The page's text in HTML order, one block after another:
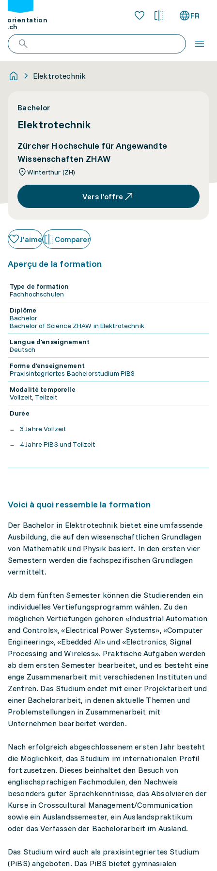
orientation
.ch
FR
Elektrotechnik
Bachelor
Elektrotechnik
Zürcher Hochschule für Angewandte
Wissenschaften ZHAW
Winterthur (ZH)
Vers l’offre
J'aime Comparer
Aperçu de la formation
Type de formation
Fachhochschulen
Diplôme
Bachelor
Bachelor of Science ZHAW in Elektrotechnik
Langue d'enseignement
Deutsch
Forme d'enseignement
Praxisintegriertes Bachelorstudium PIBS
Modalité temporelle
Vollzeit, Teilzeit
Durée
3 Jahre Vollzeit
4 Jahre PiBS und Teilzeit
Voici à quoi ressemble la formation
Der Bachelor in Elektrotechnik bietet eine umfassende
Ausbildung, die auf den wissenschaftlichen Grundlagen
von Mathematik und Physik basiert. In den ersten vier
Semestern werden die fachspezifischen Grundlagen
vermittelt.
Ab dem fünften Semester können die Studierenden ein
individuelles Vertiefungsprogramm wählen. Zu den
möglichen Vertiefungen gehören «Industrial Automation
and Controls», «Electrical Power Systems», «Computer
Engineering», «Ebedded AI» und «Electronics, Signal
Processing and Wireless». Praktische Aufgaben werden
ab dem ersten Semester bearbeitet, und es besteht eine
enge Zusammenarbeit mit verschiedenen Instituten und
Zentren. Das Studium endet mit einer Projektarbeit und
einer Bachelorarbeit, in denen aktuelle Themen und
Problemstellungen in Zusammenarbeit mit
Unternehmen bearbeitet werden.
Nach erfolgreich abgeschlossenem ersten Jahr besteht
die Möglichkeit, das Studium im internationalen Profil
fortzusetzen. Dieses beinhaltet den Besuch von
englischsprachigen Fachmodulen, den Nachweis
besonders guter Sprachkenntnisse, das Absolvieren der
Kurse in Crosscultural Management/Communication
sowie ein Auslandssemester, ein Auslandspraktikum
oder das Verfassen der Bachelorarbeit im Ausland.
Das Studium wird auch als praxisintegriertes Studium
(PiBS) angeboten. Das PiBS bietet gymnasialen